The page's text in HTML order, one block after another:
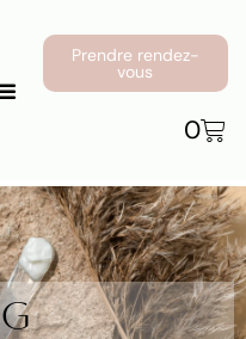
Prendre rendez-
vous
0